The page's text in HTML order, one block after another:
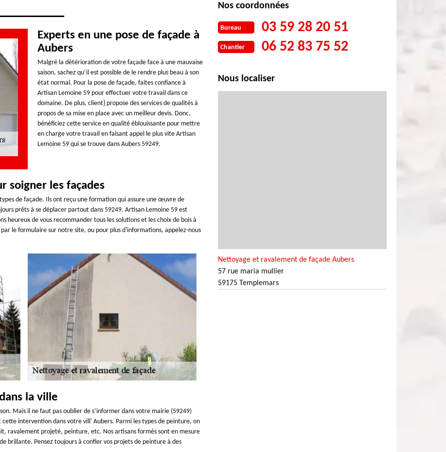
Experts en une pose de façade à
Aubers
Malgré la détérioration de votre façade face à une mauvaise
saison, sachez qu’il est possible de le rendre plus beau à son
état normal. Pour la pose de façade, faites confiance à
Artisan Lemoine 59 pour effectuer votre travail dans ce
domaine. De plus, client} propose des services de qualités à
propos de sa mise en place avec un meilleur devis. Donc,
bénéficiez cette service en qualité éblouissante pour mettre
en charge votre travail en faisant appel le plus vite Artisan
Lemoine 59 qui se trouve dans Aubers 59249.
soigner les façades
de façade. Ils ont reçu une formation qui assure une œuvre de
prêts à se déplacer partout dans 59249. Artisan Lemoine 59 est
heureux de vous recommander tous les solutions et les choix de bois à
le formulaire sur notre site, ou pour plus d'informations, appelez-nous
la ville
Mais il ne faut pas oublier de s’informer dans votre mairie (59249)
intervention dans votre vill' Aubers. Parmi les types de peinture, on
ravalement projeté, peinture, etc. Nos artisans formés sont en mesure
brillante. Pensez toujours à confier vos projets de peinture à des
Nos coordonnées
Bureau 03 59 28 20 51
Chantier 06 52 83 75 52
Nous localiser
Nettoyage et ravalement de façade Aubers
57 rue maria mullier
59175 Templemars